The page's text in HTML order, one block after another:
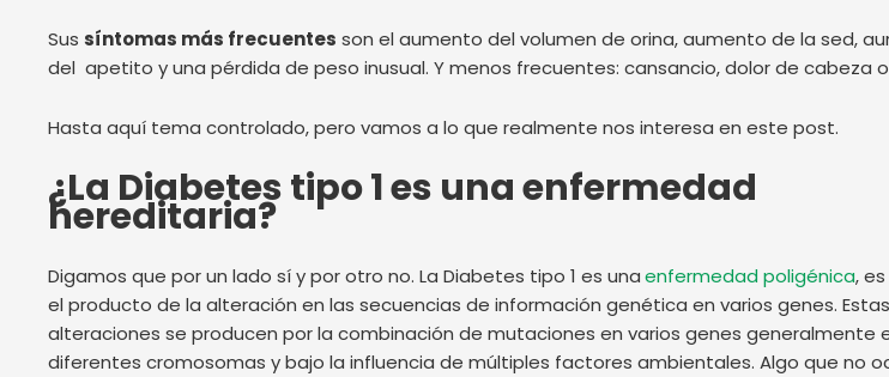
Sus síntomas más frecuentes son el aumento del volumen de orina, aumento de la sed,
del apetito y una pérdida de peso inusual. Y menos frecuentes: cansancio, dolor de cabeza
Hasta aquí tema controlado, pero vamos a lo que realmente nos interesa en este post.
¿La Diabetes tipo 1 es una enfermedad
hereditaria?
Digamos que por un lado sí y por otro no. La Diabetes tipo 1 es unaenfermedad poligénica,
el producto de la alteración en las secuencias de información genética en varios genes. Estas
alteraciones se producen por la combinación de mutaciones en varios genes generalmente
diferentes cromosomas y bajo la influencia de múltiples factores ambientales. Algo que no